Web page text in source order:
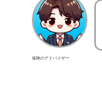
保険のアドバイザー